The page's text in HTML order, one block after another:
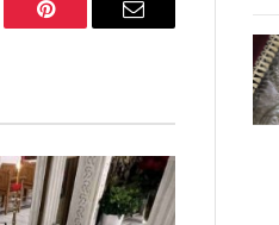
Pinterest Email